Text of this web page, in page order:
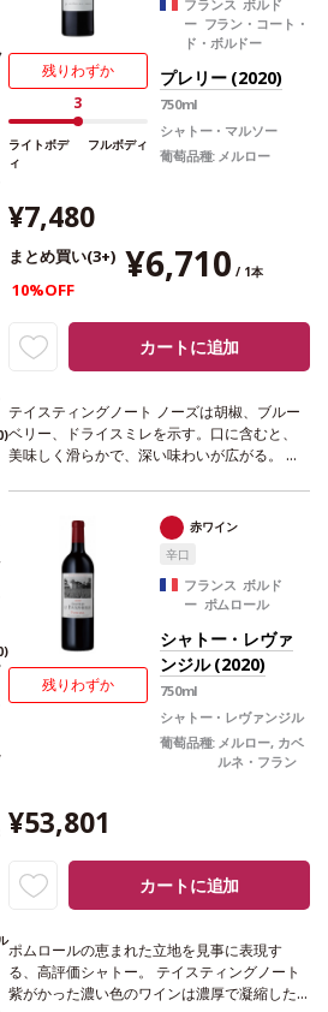
場合は自動的に次のヴィンテージに変更され
ます、ご了承ください。
残りわずか
3
ライトボデ
ィ
フルボディ
フランス ボルド
ー フラン・コート・
ド・ボルドー
プレリー (2020)
750ml
シャトー・マルソー
葡萄品種: メルロー
¥7,480
まとめ買い(3+) ¥6,710 / 1本
10%OFF
カートに追加
テイスティングノート ノーズは胡椒、ブルー
ベリー、ドライスミレを示す。口に含むと、
美味しく滑らかで、深い味わいが広がる。 合
相性。葡萄品種メルロー 100%*本ヴィンテ
ージが在庫切れの場合、在庫があり価格が同
様の場合は自動的に次のヴィンテージに変更
されます、ご了承ください。
残りわずか
赤ワイン
辛口
フランス ボルド
ー ポムロール
シャトー・レヴァ
ンジル (2020)
750ml
シャトー・レヴァンジル
葡萄品種: メルロー, カベ
ルネ・フラン
¥53,801
カートに追加
ポムロールの恵まれた立地を見事に表現す
る、高評価シャトー。 テイスティングノート
紫がかった濃い色のワインは濃厚で凝縮した